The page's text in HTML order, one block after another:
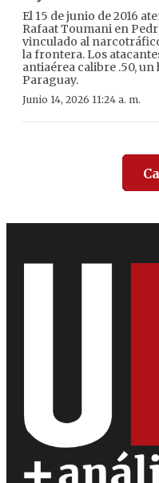
El 15 de junio de 2016
Rafaat Toumani en
vinculado al
la frontera. Los
antiaérea calibre .50,
Paraguay.
Junio 14, 2026 11:24 a. m.